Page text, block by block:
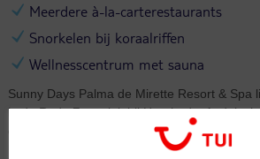
Meerdere à-la-carterestaurants
Snorkelen bij koraalriffen
Wellnesscentrum met sauna
Sunny Days Palma de Mirette Resort & Spa
in de Rode Zee, vlak bij Hurghada.
ontmoet hier Egyptische gastvrijheid. Roetsj
het aquapark, chill bij één van de